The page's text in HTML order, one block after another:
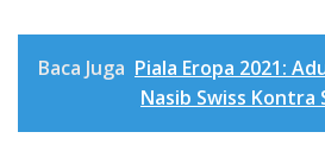
Baca Juga Piala Eropa 2021:
Nasib Swiss Kontra